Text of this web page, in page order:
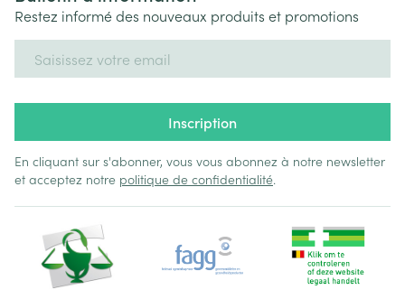
Restez informé des nouveaux produits et promotions
Inscription
En cliquant sur s'abonner, vous vous abonnez à notre newsletter
et acceptez notre politique de confidentialité.